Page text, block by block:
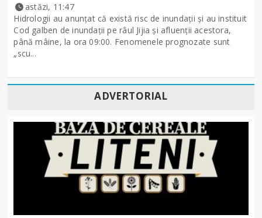
astăzi, 11:47
Hidrologii au anunțat că există risc de inundații și au instituit
Cod galben de inundații pe râul Jijia și afluenții acestora,
până mâine, la ora 09:00. Fenomenele prognozate sunt
„scu...
ADVERTORIAL